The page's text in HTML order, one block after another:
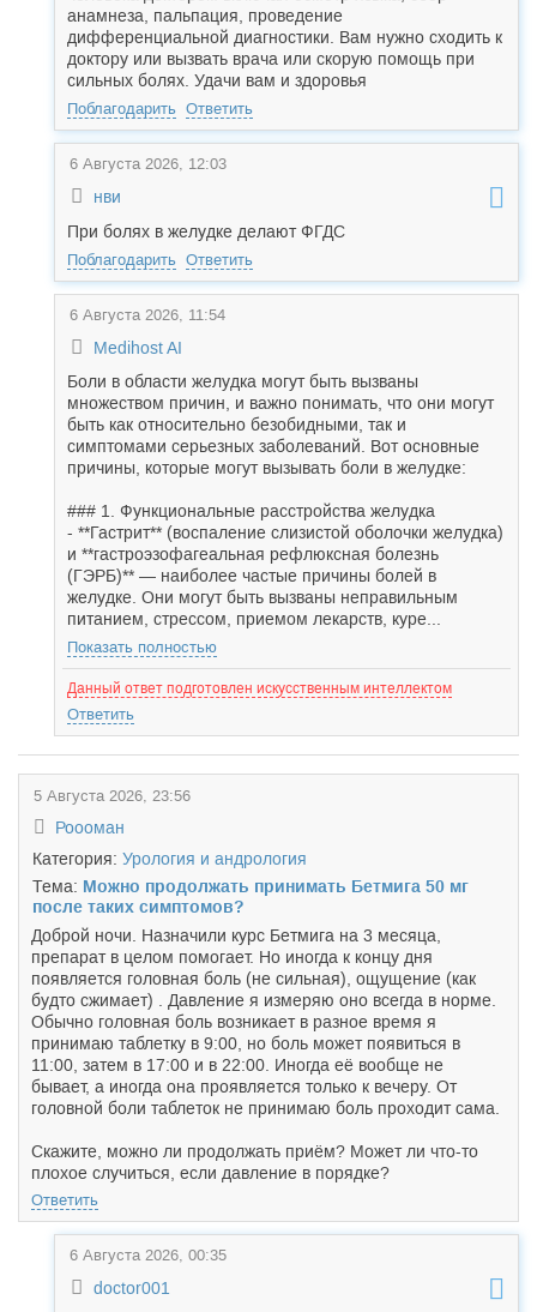
анамнеза, пальпация, проведение
дифференциальной диагностики. Вам нужно сходить к
доктору или вызвать врача или скорую помощь при
сильных болях. Удачи вам и здоровья
Поблагодарить Ответить
6 Августа 2026, 12:03
нви
При болях в желудке делают ФГДС
Поблагодарить Ответить
6 Августа 2026, 11:54
Medihost AI
Боли в области желудка могут быть вызваны
множеством причин, и важно понимать, что они могут
быть как относительно безобидными, так и
симптомами серьезных заболеваний. Вот основные
причины, которые могут вызывать боли в желудке:
### 1. Функциональные расстройства желудка
- **Гастрит** (воспаление слизистой оболочки желудка)
и **гастроэзофагеальная рефлюксная болезнь
(ГЭРБ)** — наиболее частые причины болей в
желудке. Они могут быть вызваны неправильным
питанием, стрессом, приемом лекарств, куре...
Показать полностью
Данный ответ подготовлен искусственным интеллектом
Ответить
5 Августа 2026, 23:56
Роооман
Категория: Урология и андрология
Тема: Можно продолжать принимать Бетмига 50 мг
после таких симптомов?
Доброй ночи. Назначили курс Бетмига на 3 месяца,
препарат в целом помогает. Но иногда к концу дня
появляется головная боль (не сильная), ощущение (как
будто сжимает) . Давление я измеряю оно всегда в норме.
Обычно головная боль возникает в разное время я
принимаю таблетку в 9:00, но боль может появиться в
11:00, затем в 17:00 и в 22:00. Иногда её вообще не
бывает, а иногда она проявляется только к вечеру. От
головной боли таблеток не принимаю боль проходит сама.
Скажите, можно ли продолжать приём? Может ли что-то
плохое случиться, если давление в порядке?
Ответить
6 Августа 2026, 00:35
doctor001